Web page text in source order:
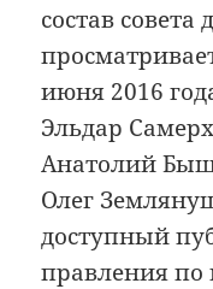
состав
июня 2016
Эльдар
Анатолий
Олег
доступный
правления